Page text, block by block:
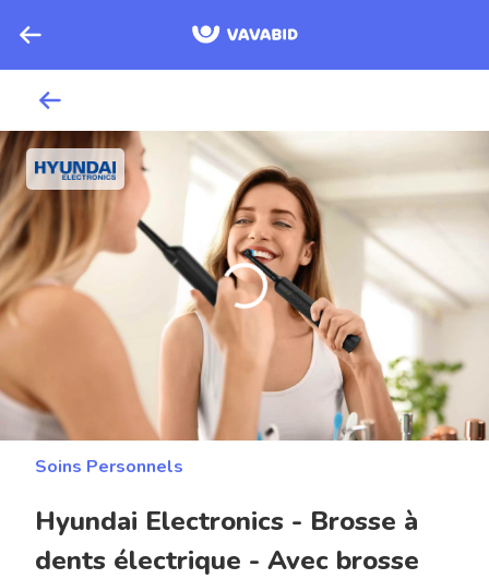
Soins Personnels
Hyundai Electronics - Brosse à
dents électrique - Avec brosse